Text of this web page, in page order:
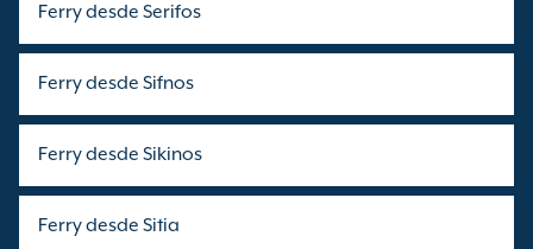
Ferry desde Serifos
Ferry desde Sifnos
Ferry desde Sikinos
Ferry desde Sitia